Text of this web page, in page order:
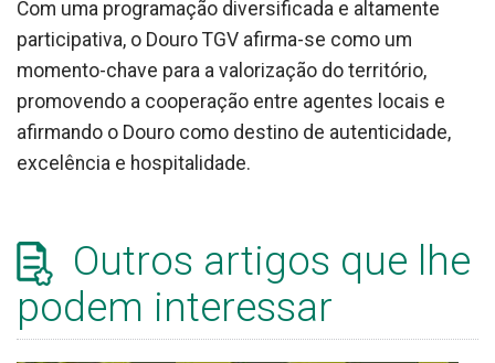
Com uma programação diversificada e altamente
participativa, o Douro TGV afirma-se como um
momento-chave para a valorização do território,
promovendo a cooperação entre agentes locais e
afirmando o Douro como destino de autenticidade,
excelência e hospitalidade.
Outros artigos que lhe
podem interessar